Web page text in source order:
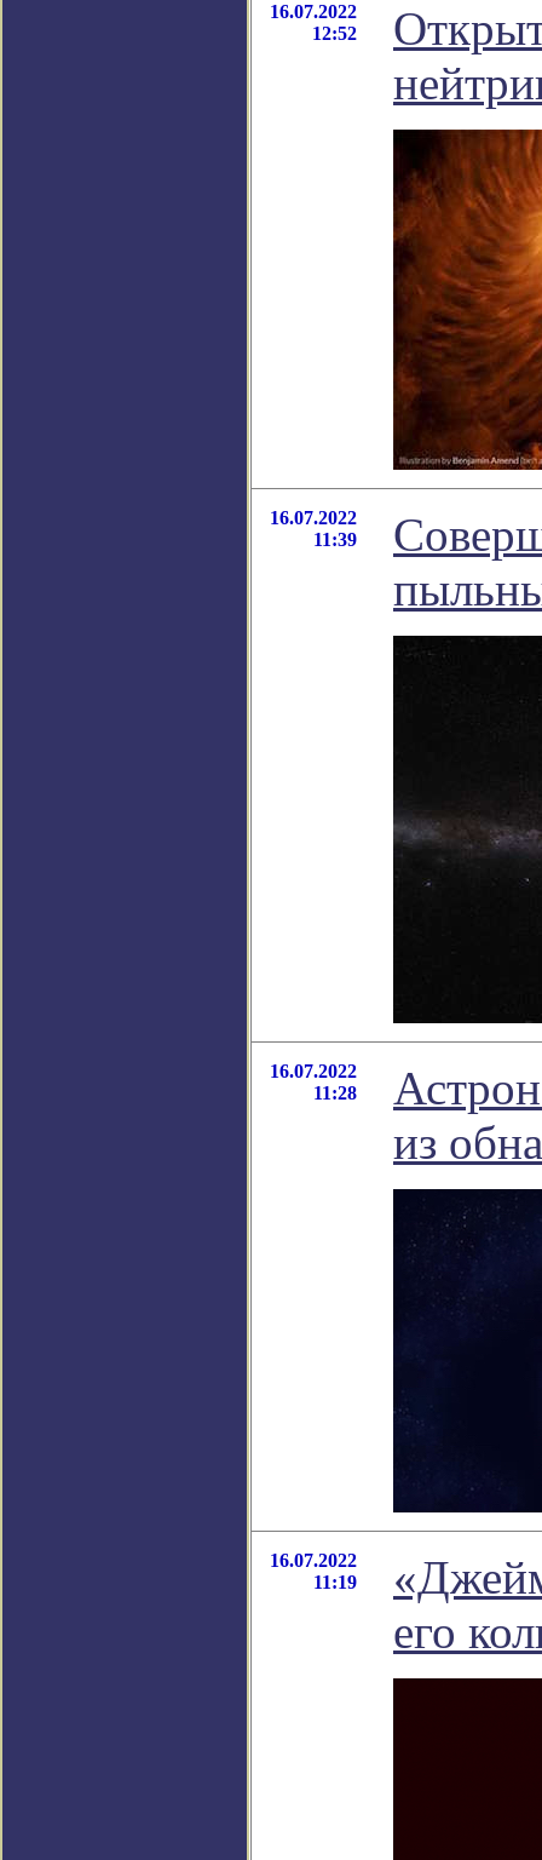
16.07.2022
12:52
16.07.2022
11:39
16.07.2022
11:28
из
16.07.2022
11:19
его